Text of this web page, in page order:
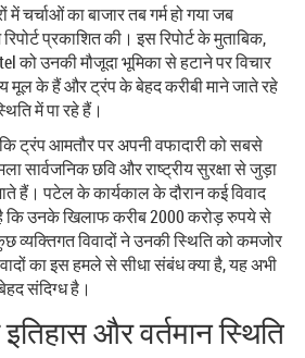
में चर्चाओं का बाजार तब गर्म हो गया जब
प्रकाशित की। इस रिपोर्ट के मुताबिक,
को उनकी मौजूदा भूमिका से हटाने पर विचार
मूल के हैं और ट्रंप के बेहद करीबी माने जाते रहे
में पा रहे हैं।
ट्रंप आमतौर पर अपनी वफादारी को सबसे
सार्वजनिक छवि और राष्ट्रीय सुरक्षा से जुड़ा
हैं। पटेल के कार्यकाल के दौरान कई विवाद
कि उनके खिलाफ करीब 2000 करोड़ रुपये से
विवादों ने उनकी स्थिति को कमजोर
का इस हमले से सीधा संबंध क्या है, यह अभी
संदिग्ध है।
इतिहास और वर्तमान स्थिति